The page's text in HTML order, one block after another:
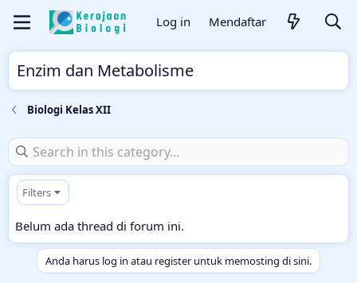
Log in Mendaftar
Enzim dan Metabolisme
Biologi Kelas XII
Filters
Belum ada thread di forum ini.
Anda harus log in atau register untuk memosting di sini.